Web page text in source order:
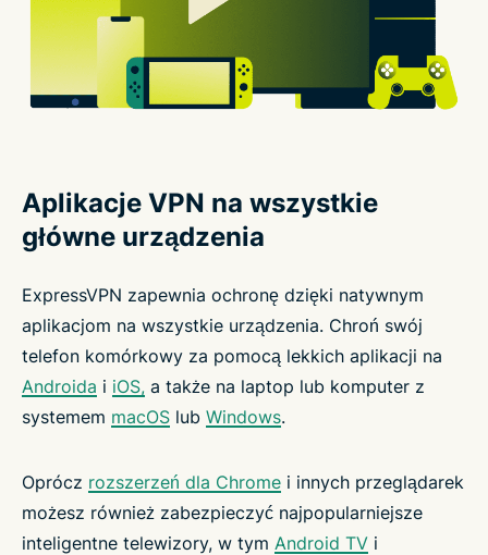
Aplikacje VPN na wszystkie
główne urządzenia
ExpressVPN zapewnia ochronę dzięki natywnym
aplikacjom na wszystkie urządzenia. Chroń swój
telefon komórkowy za pomocą lekkich aplikacji na
Androida i iOS, a także na laptop lub komputer z
systemem macOS lub Windows.
Oprócz rozszerzeń dla Chrome i innych przeglądarek
możesz również zabezpieczyć najpopularniejsze
inteligentne telewizory, w tym Android TV i